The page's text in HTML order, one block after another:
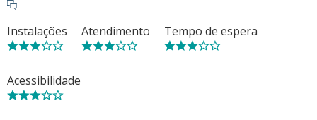
Instalações Atendimento Tempo de espera
Acessibilidade